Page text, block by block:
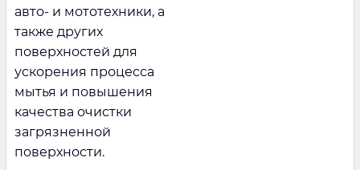
авто- и мототехники, а
также других
поверхностей для
ускорения процесса
мытья и повышения
качества очистки
загрязненной
поверхности.